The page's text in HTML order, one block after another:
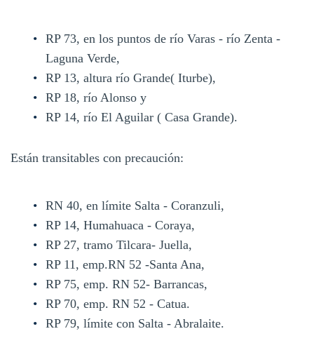
RP 73, en los puntos de río Varas - río Zenta -
Laguna Verde,
RP 13, altura río Grande( Iturbe),
RP 18, río Alonso y
RP 14, río El Aguilar ( Casa Grande).
Están transitables con precaución:
RN 40, en límite Salta - Coranzuli,
RP 14, Humahuaca - Coraya,
RP 27, tramo Tilcara- Juella,
RP 11, emp.RN 52 -Santa Ana,
RP 75, emp. RN 52- Barrancas,
RP 70, emp. RN 52 - Catua.
RP 79, límite con Salta - Abralaite.